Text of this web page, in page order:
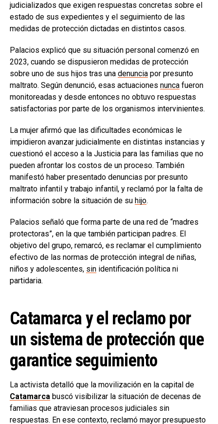
judicializados que exigen respuestas concretas sobre el
estado de sus expedientes y el seguimiento de las
medidas de protección dictadas en distintos casos.
Palacios explicó que su situación personal comenzó en
2023, cuando se dispusieron medidas de protección
sobre uno de sus hijos tras una denuncia por presunto
maltrato. Según denunció, esas actuaciones nunca fueron
monitoreadas y desde entonces no obtuvo respuestas
satisfactorias por parte de los organismos intervinientes.
La mujer afirmó que las dificultades económicas le
impidieron avanzar judicialmente en distintas instancias y
cuestionó el acceso a la Justicia para las familias que no
pueden afrontar los costos de un proceso. También
manifestó haber presentado denuncias por presunto
maltrato infantil y trabajo infantil, y reclamó por la falta de
información sobre la situación de su hijo.
Palacios señaló que forma parte de una red de “madres
protectoras”, en la que también participan padres. El
objetivo del grupo, remarcó, es reclamar el cumplimiento
efectivo de las normas de protección integral de niñas,
niños y adolescentes, sin identificación política ni
partidaria.
Catamarca y el reclamo por
un sistema de protección que
garantice seguimiento
La activista detalló que la movilización en la capital de
Catamarca buscó visibilizar la situación de decenas de
familias que atraviesan procesos judiciales sin
respuestas. En ese contexto, reclamó mayor presupuesto